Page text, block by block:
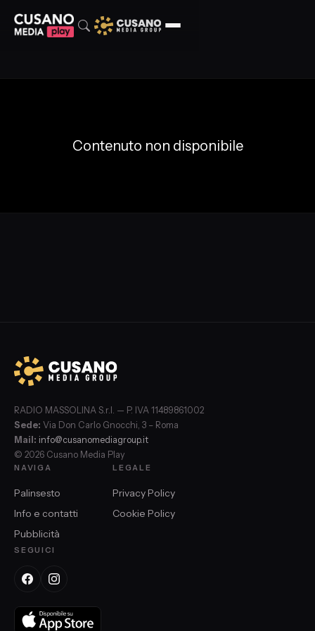
Contenuto non disponibile
RADIO MASSOLINA S.r.l. — P. IVA 11489861002
Sede: Via Don Carlo Gnocchi, 3 – Roma
Mail: info@cusanomediagroup.it
© 2026 Cusano Media Play
NAVIGA
Palinsesto
Info e contatti
Pubblicità
LEGALE
Privacy Policy
Cookie Policy
SEGUICI